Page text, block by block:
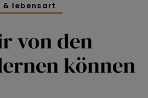
& lebensart
von den
können